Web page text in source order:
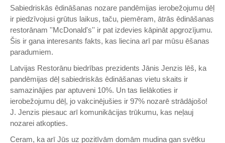
Sabiedriskās ēdināšanas nozare pandēmijas ierobežojumu dēļ
ir piedzīvojusi grūtus laikus, taču, piemēram, ātrās ēdināšanas
restorānam ''McDonald's'' ir pat izdevies kāpināt apgrozījumu.
Šis ir gana interesants fakts, kas liecina arī par mūsu ēšanas
paradumiem.
Latvijas Restorānu biedrības prezidents Jānis Jenzis lēš, ka
pandēmijas dēļ sabiedriskās ēdināšanas vietu skaits ir
samazinājies par aptuveni 10%. Un tas lielākoties ir
ierobežojumu dēļ, jo vakcinējušies ir 97% nozarē strādājošo!
J. Jenzis piesauc arī komunikācijas trūkumu, kas neļauj
nozarei atkopties.
Ceram, ka arī Jūs uz pozitīvām domām mudina gan svētku